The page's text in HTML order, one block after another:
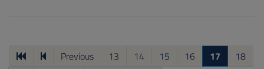
Previous 13 14 15 16 17
18